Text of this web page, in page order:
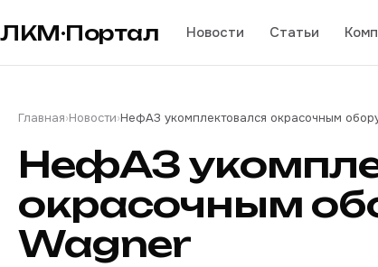
ЛКМ·Портал Новости Статьи
Главная›Новости›НефАЗ укомплектовался окрасочным
НефАЗ
окрасочным
Wagner